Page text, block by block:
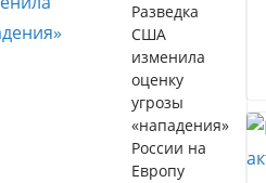
Разведка
США
изменила
оценку
угрозы
«нападения»
России на
Европу